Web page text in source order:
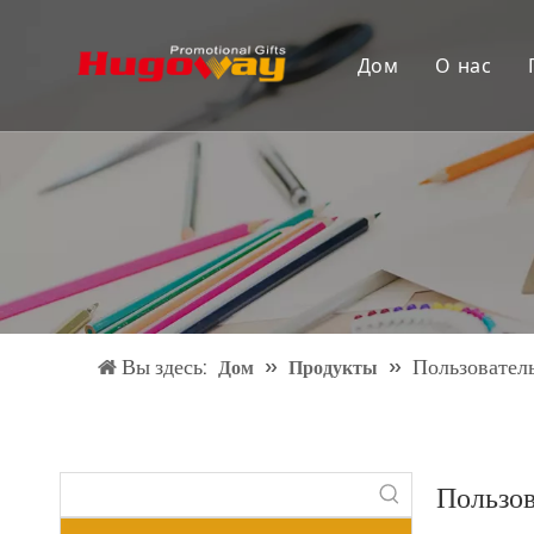
Дом О нас
Вы здесь: Дом » Продукты »